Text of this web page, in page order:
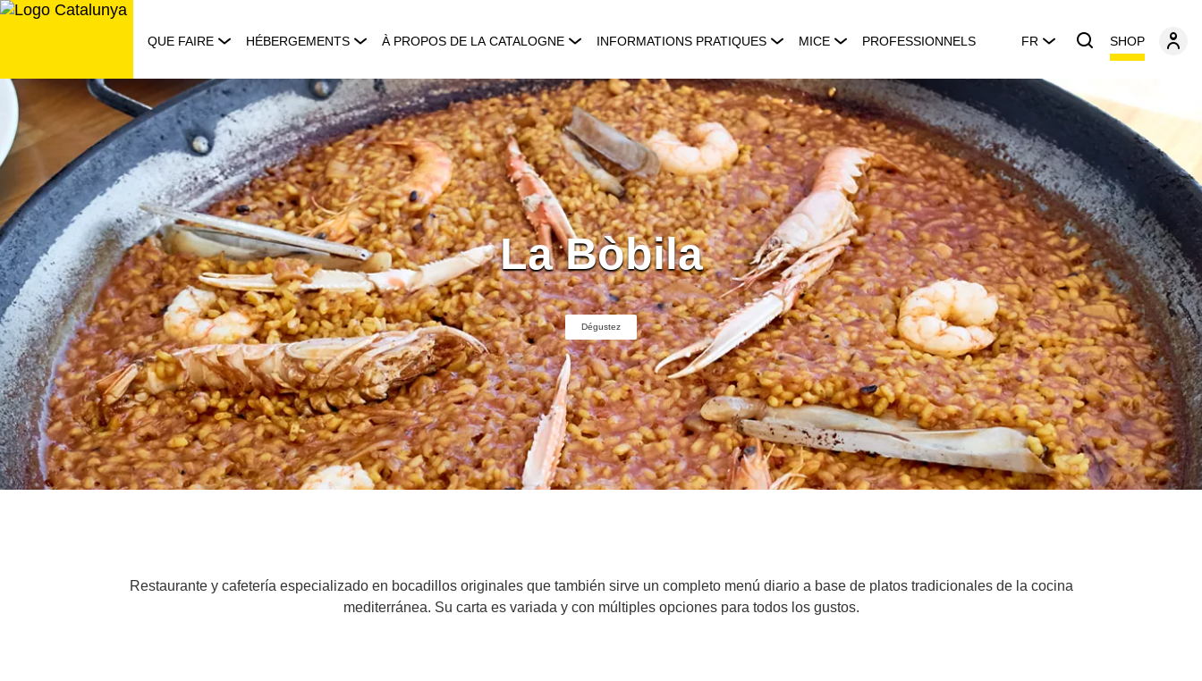
Aller
QUE FAIRE HÉBERGEMENTS À PROPOS DE LA CATALOGNE INFORMATIONS PRATIQUES MICE PROFESSIONNELS FR SHOP
La Bòbila
Dégustez
Restaurante y cafetería especializado en bocadillos originales que también sirve un completo menú diario a base de platos tradicionales de la cocina
mediterránea. Su carta es variada y con múltiples opciones para todos los gustos.